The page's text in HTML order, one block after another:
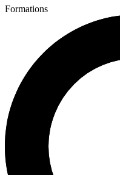
Formations